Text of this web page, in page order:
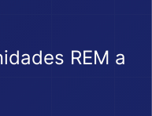
REM a